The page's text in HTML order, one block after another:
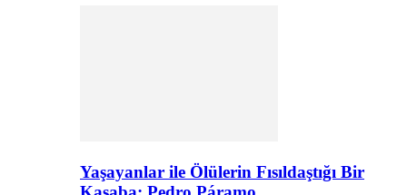
Yaşayanlar ile Ölülerin Fısıldaştığı Bir